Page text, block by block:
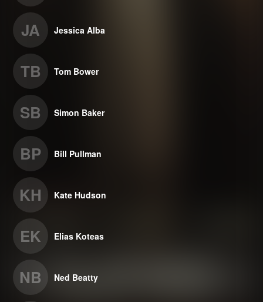
JA Jessica Alba
TB Tom Bower
SB Simon Baker
BP Bill Pullman
KH Kate Hudson
EK Elias Koteas
NB Ned Beatty